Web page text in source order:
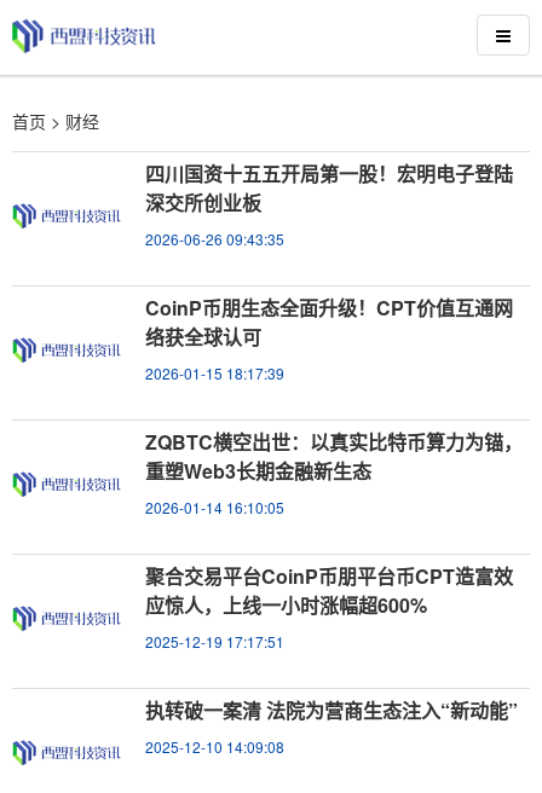
首页 > 财经
四川国资十五五开局第一股！宏明电子登陆
深交所创业板
2026-06-26 09:43:35
CoinP币朋生态全面升级！CPT价值互通网
络获全球认可
2026-01-15 18:17:39
ZQBTC横空出世：以真实比特币算力为锚，
重塑Web3长期金融新生态
2026-01-14 16:10:05
聚合交易平台CoinP币朋平台币CPT造富效
应惊人，上线一小时涨幅超600%
2025-12-19 17:17:51
执转破一案清 法院为营商生态注入“新动能”
2025-12-10 14:09:08